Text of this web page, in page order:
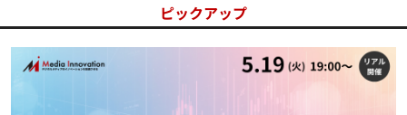
ピックアップ